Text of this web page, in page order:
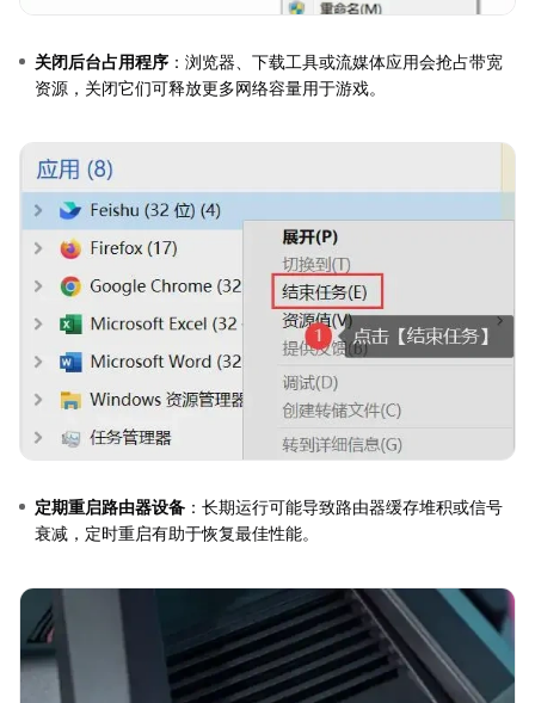
关闭后台占用程序 ：浏览器、下载工具或流媒体应用会抢占带宽
资源，关闭它们可释放更多网络容量用于游戏。
定期重启路由器设备 ：长期运行可能导致路由器缓存堆积或信号
衰减，定时重启有助于恢复最佳性能。